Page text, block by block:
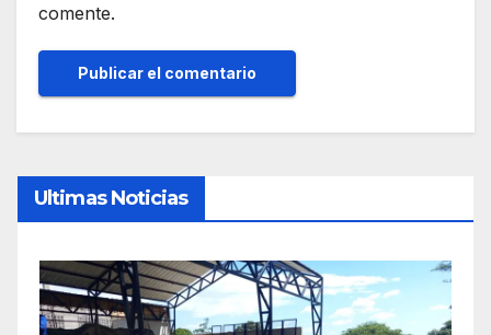
comente.
Ultimas Noticias